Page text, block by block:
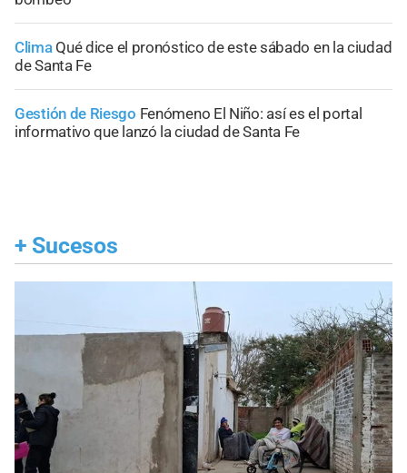
Clima Qué dice el pronóstico de este sábado en la ciudad
de Santa Fe
Gestión de Riesgo Fenómeno El Niño: así es el portal
informativo que lanzó la ciudad de Santa Fe
+ Sucesos